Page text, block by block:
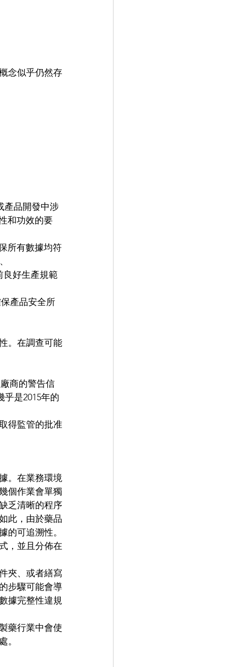
念似乎仍然存
產品開發中涉
和功效的要
所有數據均符
良好生產規範
產品安全所
。在調查可能
商的警告信
乎是2015年的
得監管的批准
。在業務環境
個作業會單獨
乏清晰的程序
此，由於藥品
的可追溯性。
，並且分佈在
夾、或者繕寫
步驟可能會導
據完整性違規
藥行業中會使
。